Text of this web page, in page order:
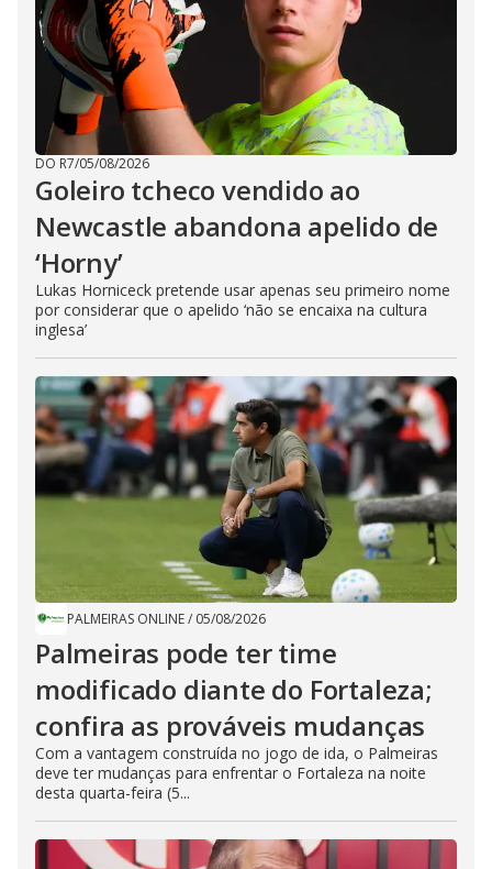
DO R7/05/08/2026
Goleiro tcheco vendido ao
Newcastle abandona apelido de
‘Horny’
Lukas Horniceck pretende usar apenas seu primeiro nome
por considerar que o apelido ‘não se encaixa na cultura
inglesa’
PALMEIRAS ONLINE/ 05/08/2026
Palmeiras pode ter time
modificado diante do Fortaleza;
confira as prováveis mudanças
Com a vantagem construída no jogo de ida, o Palmeiras
deve ter mudanças para enfrentar o Fortaleza na noite
desta quarta-feira (5...